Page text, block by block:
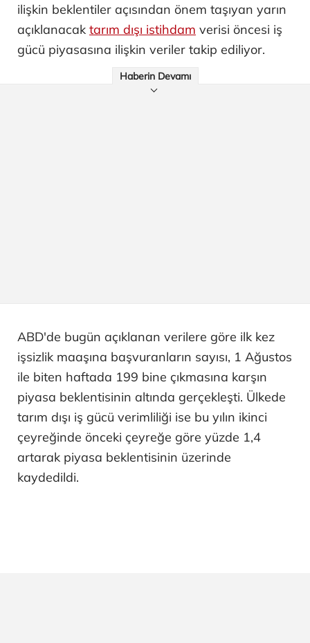
ilişkin beklentiler açısından önem taşıyan yarın
açıklanacak tarım dışı istihdam verisi öncesi iş
gücü piyasasına ilişkin veriler takip ediliyor.
Haberin Devamı
ABD'de bugün açıklanan verilere göre ilk kez
işsizlik maaşına başvuranların sayısı, 1 Ağustos
ile biten haftada 199 bine çıkmasına karşın
piyasa beklentisinin altında gerçekleşti. Ülkede
tarım dışı iş gücü verimliliği ise bu yılın ikinci
çeyreğinde önceki çeyreğe göre yüzde 1,4
artarak piyasa beklentisinin üzerinde
kaydedildi.